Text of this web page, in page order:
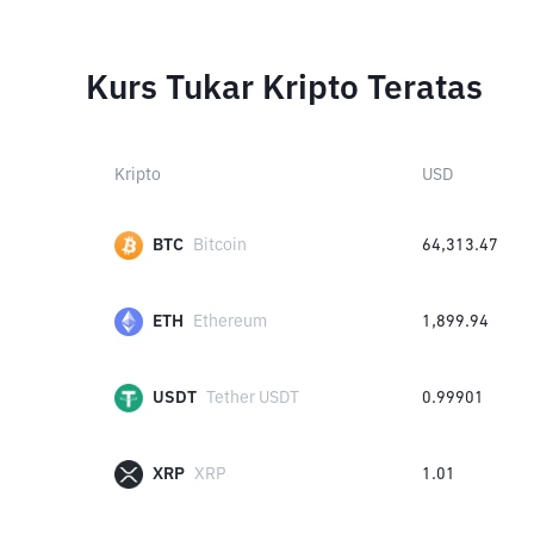
Kurs Tukar Kripto Teratas
Kripto USD
BTC Bitcoin 64,313.47
ETH Ethereum 1,899.94
USDT Tether USDT 0.99901
XRP XRP 1.01